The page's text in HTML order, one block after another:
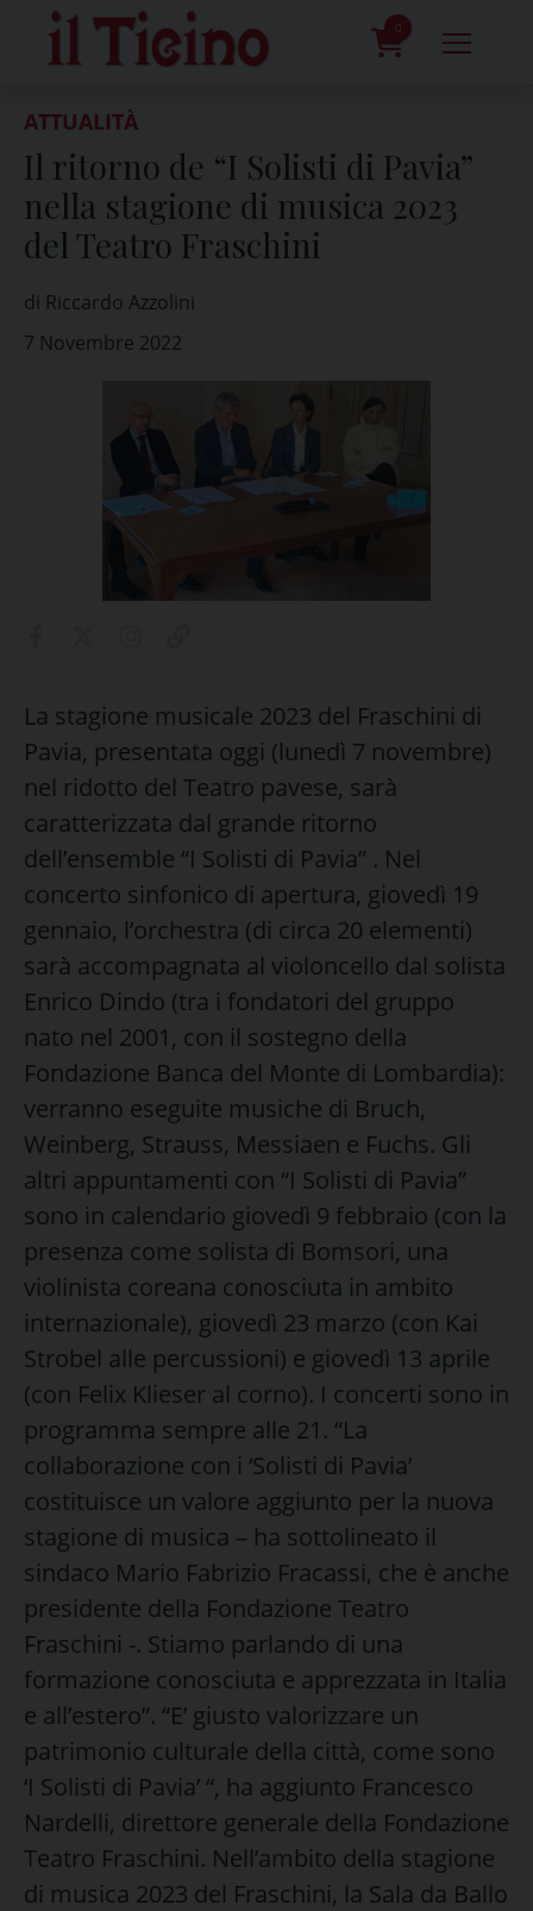
content
0
ATTUALITÀ
Il ritorno de “I Solisti di Pavia”
nella stagione di musica 2023
del Teatro Fraschini
di Riccardo Azzolini
7 Novembre 2022
La stagione musicale 2023 del Fraschini di
Pavia, presentata oggi (lunedì 7 novembre)
nel ridotto del Teatro pavese, sarà
caratterizzata dal grande ritorno
dell’ensemble “I Solisti di Pavia” . Nel
concerto sinfonico di apertura, giovedì 19
gennaio, l’orchestra (di circa 20 elementi)
sarà accompagnata al violoncello dal solista
Enrico Dindo (tra i fondatori del gruppo
nato nel 2001, con il sostegno della
Fondazione Banca del Monte di Lombardia):
verranno eseguite musiche di Bruch,
Weinberg, Strauss, Messiaen e Fuchs. Gli
altri appuntamenti con “I Solisti di Pavia”
sono in calendario giovedì 9 febbraio (con la
presenza come solista di Bomsori, una
violinista coreana conosciuta in ambito
internazionale), giovedì 23 marzo (con Kai
Strobel alle percussioni) e giovedì 13 aprile
(con Felix Klieser al corno). I concerti sono in
programma sempre alle 21. “La
collaborazione con i ‘Solisti di Pavia’
costituisce un valore aggiunto per la nuova
stagione di musica – ha sottolineato il
sindaco Mario Fabrizio Fracassi, che è anche
presidente della Fondazione Teatro
Fraschini -. Stiamo parlando di una
formazione conosciuta e apprezzata in Italia
e all’estero”. “E’ giusto valorizzare un
patrimonio culturale della città, come sono
‘I Solisti di Pavia’ “, ha aggiunto Francesco
Nardelli, direttore generale della Fondazione
Teatro Fraschini. Nell’ambito della stagione
di musica 2023 del Fraschini, la Sala da Ballo